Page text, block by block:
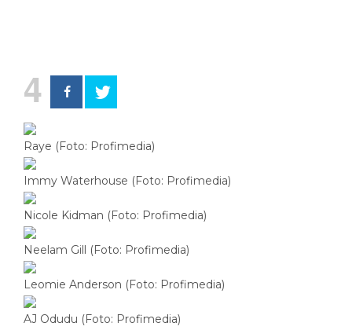
4
Raye (Foto: Profimedia)
Immy Waterhouse (Foto: Profimedia)
Nicole Kidman (Foto: Profimedia)
Neelam Gill (Foto: Profimedia)
Leomie Anderson (Foto: Profimedia)
AJ Odudu (Foto: Profimedia)